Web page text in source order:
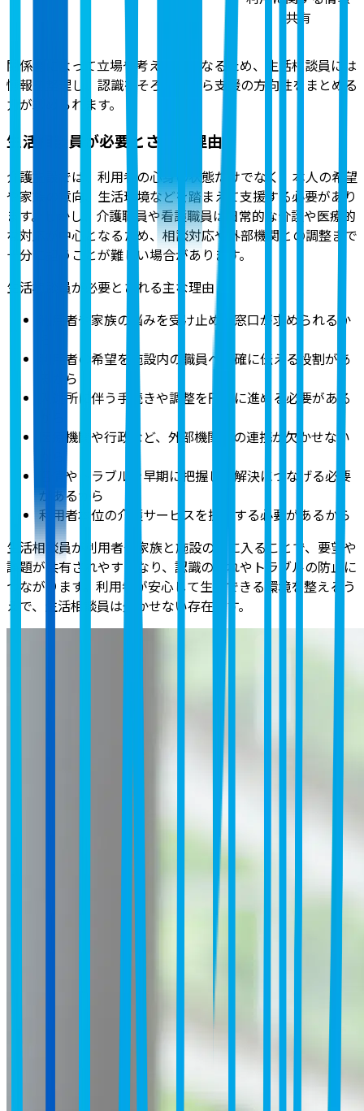
共有
関係者によって立場や考え方が異なるため、生活相談員には
情報を整理し、認識をそろえながら支援の方向性をまとめる
力が求められます。
生活相談員が必要とされる理由
介護施設では、利用者の心身の状態だけでなく、本人の希望
や家族の意向、生活環境などを踏まえて支援する必要があり
ます。しかし、介護職員や看護職員は日常的な介護や医療的
な対応が中心となるため、相談対応や外部機関との調整まで
十分に担うことが難しい場合があります。
生活相談員が必要とされる主な理由
利用者や家族の悩みを受け止める窓口が求められるか
利用者の希望を施設内の職員へ正確に伝える役割があ
るから
入退所に伴う手続きや調整を円滑に進める必要がある
医療機関や行政など、外部機関との連携が欠かせない
苦情やトラブルを早期に把握し、解決につなげる必要
があるから
利用者本位の介護サービスを提供する必要があるから
生活相談員が利用者や家族と施設の間に入ることで、要望や
課題が共有されやすくなり、認識のずれやトラブルの防止に
つながります。利用者が安心して生活できる環境を整えるう
えで、生活相談員は欠かせない存在です。